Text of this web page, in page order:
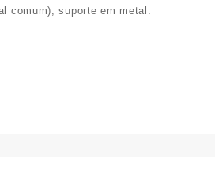
comum), suporte em metal.